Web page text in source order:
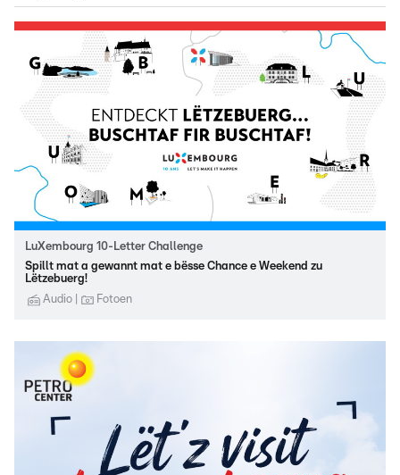
LuXembourg 10-Letter Challenge
Spillt mat a gewannt mat e bësse Chance e Weekend zu
Lëtzebuerg!
Audio
Fotoen